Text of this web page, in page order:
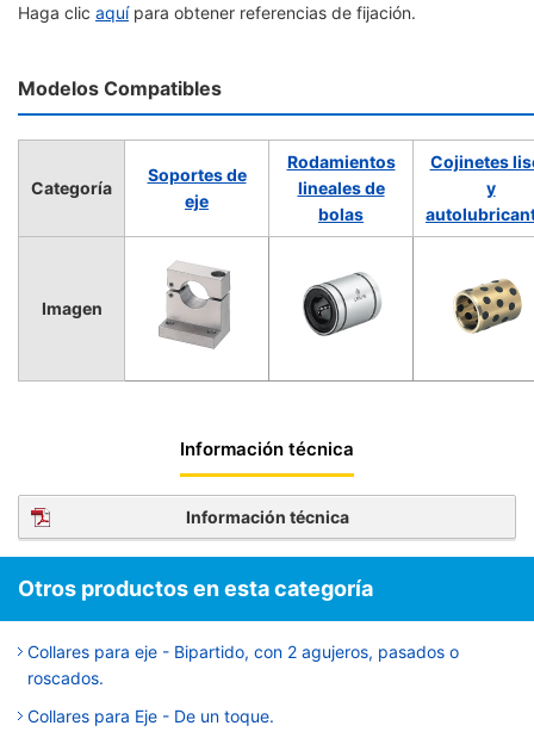
Haga clic aquípara obtener referencias de fijación.
Modelos Compatibles
Categoría
Soportes de
eje
Rodamientos
lineales de
bolas
Cojinetes
y
Imagen
Información técnica
Información técnica
Otros productos en esta categoría
Collares para eje - Bipartido, con 2 agujeros, pasados o
roscados.
Collares para Eje - De un toque.